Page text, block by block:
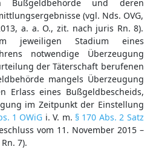
Bußgeldbehörde und deren
(vgl. Nds. OVG,
a. a. O., zit. nach juris Rn. 8).
jeweiligen Stadium eines
notwendige Überzeugung
der Täterschaft berufenen
mangels Überzeugung
Erlass eines Bußgeldbescheids,
im Zeitpunkt der Einstellung
1 OWiG i. V. m. § 170 Abs. 2 Satz
vom 11. November 2015 –
7).